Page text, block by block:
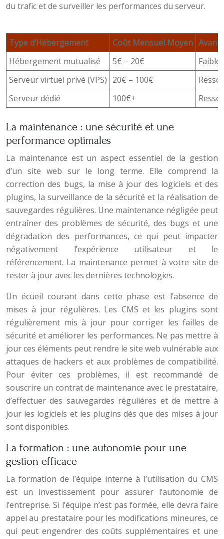
du trafic et de surveiller les performances du serveur.
Type d’Hébergement Coût Mensuel Moyen
Hébergement mutualisé
5€ – 20€
Faible
Serveur virtuel privé (VPS) 20€ – 100€
Serveur dédié
100€+
La maintenance : une sécurité et une
performance optimales
La maintenance est un aspect essentiel de la gestion
d’un site web sur le long terme. Elle comprend la
correction des bugs, la mise à jour des logiciels et des
plugins, la surveillance de la sécurité et la réalisation de
sauvegardes régulières. Une maintenance négligée peut
entraîner des problèmes de sécurité, des bugs et une
dégradation des performances, ce qui peut impacter
négativement l’expérience utilisateur et le
référencement. La maintenance permet à votre site de
rester à jour avec les dernières technologies.
Un écueil courant dans cette phase est l’absence de
mises à jour régulières. Les CMS et les plugins sont
régulièrement mis à jour pour corriger les failles de
sécurité et améliorer les performances. Ne pas mettre à
jour ces éléments peut rendre le site web vulnérable aux
attaques de hackers et aux problèmes de compatibilité.
Pour éviter ces problèmes, il est recommandé de
souscrire un contrat de maintenance avec le prestataire,
d’effectuer des sauvegardes régulières et de mettre à
jour les logiciels et les plugins dès que des mises à jour
sont disponibles.
La formation : une autonomie pour une
gestion efficace
La formation de l’équipe interne à l’utilisation du CMS
est un investissement pour assurer l’autonomie de
l’entreprise. Si l’équipe n’est pas formée, elle devra faire
appel au prestataire pour les modifications mineures, ce
qui peut engendrer des coûts supplémentaires et une